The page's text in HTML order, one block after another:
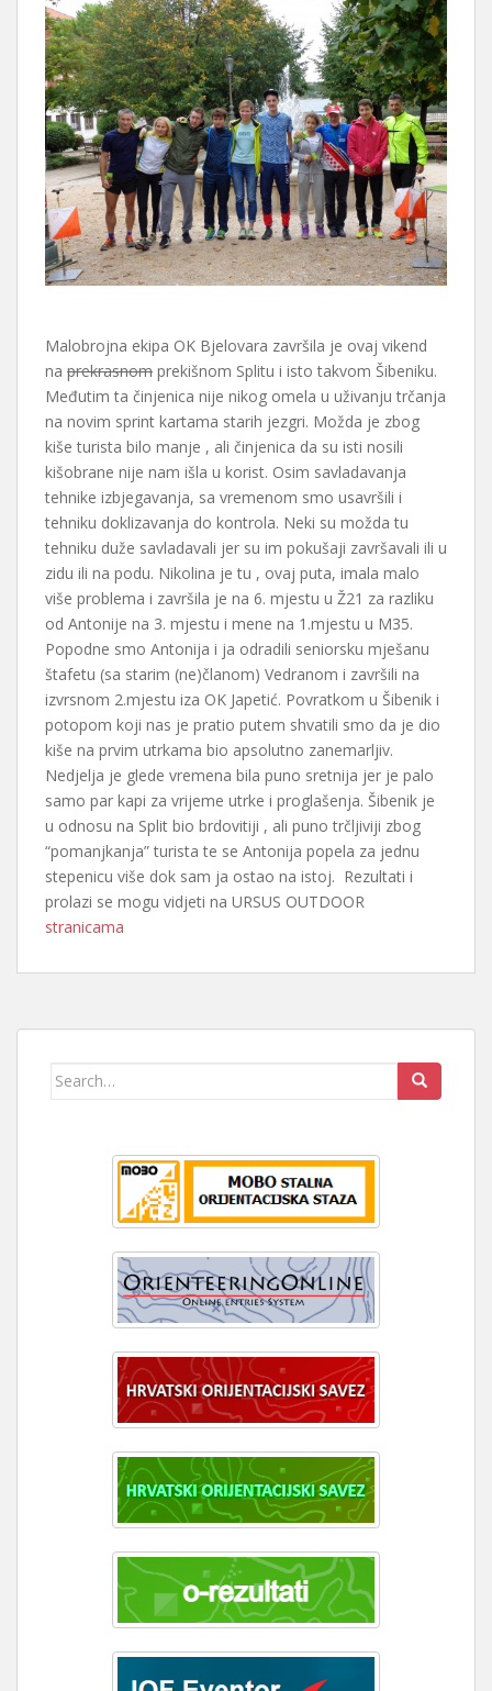
Malobrojna ekipa OK Bjelovara završila je ovaj vikend
na prekrasnom prekišnom Splitu i isto takvom Šibeniku.
Međutim ta činjenica nije nikog omela u uživanju trčanja
na novim sprint kartama starih jezgri. Možda je zbog
kiše turista bilo manje , ali činjenica da su isti nosili
kišobrane nije nam išla u korist. Osim savladavanja
tehnike izbjegavanja, sa vremenom smo usavršili i
tehniku doklizavanja do kontrola. Neki su možda tu
tehniku duže savladavali jer su im pokušaji završavali ili u
zidu ili na podu. Nikolina je tu , ovaj puta, imala malo
više problema i završila je na 6. mjestu u Ž21 za razliku
od Antonije na 3. mjestu i mene na 1.mjestu u M35.
Popodne smo Antonija i ja odradili seniorsku mješanu
štafetu (sa starim (ne)članom) Vedranom i završili na
izvrsnom 2.mjestu iza OK Japetić. Povratkom u Šibenik i
potopom koji nas je pratio putem shvatili smo da je dio
kiše na prvim utrkama bio apsolutno zanemarljiv.
Nedjelja je glede vremena bila puno sretnija jer je palo
samo par kapi za vrijeme utrke i proglašenja. Šibenik je
u odnosu na Split bio brdovitiji , ali puno trčljiviji zbog
“pomanjkanja” turista te se Antonija popela za jednu
stepenicu više dok sam ja ostao na istoj. Rezultati i
prolazi se mogu vidjeti na URSUS OUTDOOR
stranicama
Search